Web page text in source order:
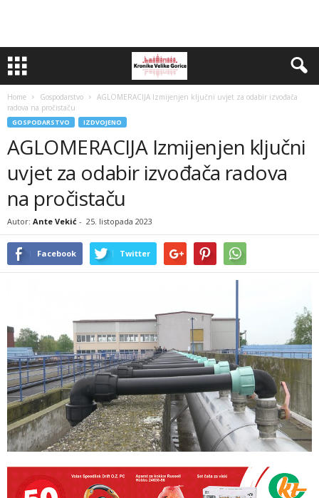
Home Gospodarstvo
AGLOMERACIJA Izmijenjen ključni uvjet za odabir izvođača
radova na pročistaču
GOSPODARSTVO IZDVOJENO
AGLOMERACIJA Izmijenjen ključni
uvjet za odabir izvođača radova
na pročistaču
Autor: Ante Vekić - 25. listopada 2023
Facebook Twitter